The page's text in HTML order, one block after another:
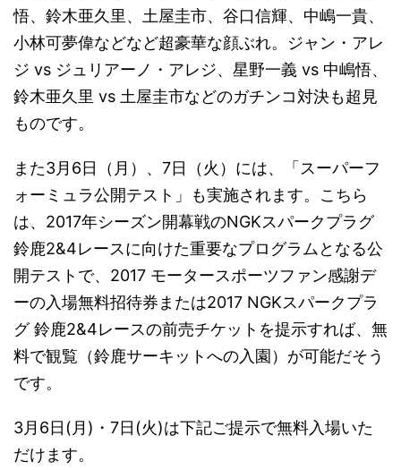
悟、鈴木亜久里、土屋圭市、谷口信輝、中嶋一貴、
小林可夢偉などなど超豪華な顔ぶれ。ジャン・アレ
ジ vs ジュリアーノ・アレジ、星野一義 vs 中嶋悟、
鈴木亜久里 vs 土屋圭市などのガチンコ対決も超見
ものです。
また3月6日（月）、7日（火）には、「スーパーフ
ォーミュラ公開テスト」も実施されます。こちら
は、2017年シーズン開幕戦のNGKスパークプラグ
鈴鹿2&4レースに向けた重要なプログラムとなる公
開テストで、2017 モータースポーツファン感謝デ
ーの入場無料招待券または2017 NGKスパークプラ
グ 鈴鹿2&4レースの前売チケットを提示すれば、無
料で観覧（鈴鹿サーキットへの入園）が可能だそう
です。
3月6日(月)・7日(火)は下記ご提示で無料入場いた
だけます。